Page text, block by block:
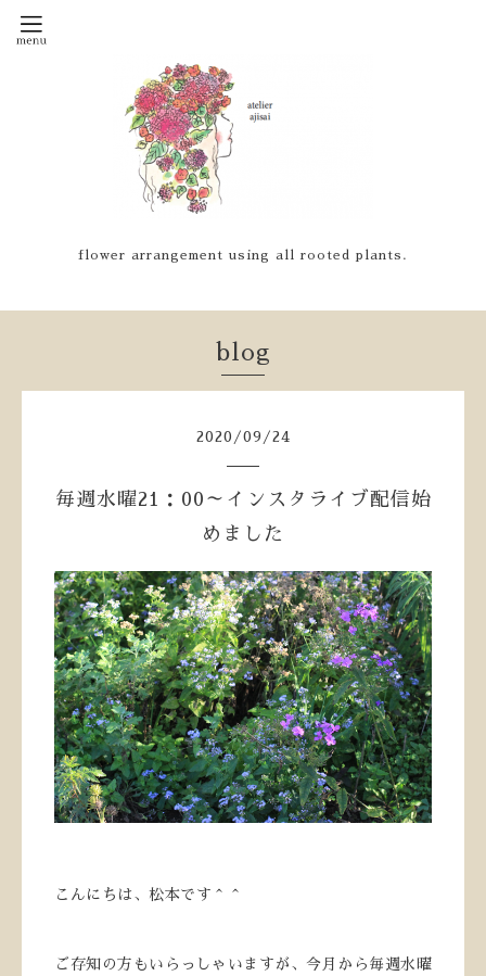
flower arrangement using all rooted plants.
blog
2020 /09 /24
毎週水曜21：00～インスタライブ配信始
めました
こんにちは、松本です＾＾
ご存知の方もいらっしゃいますが、今月から毎週水曜